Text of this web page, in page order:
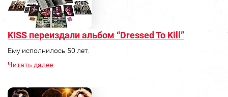
KISS переиздали альбом “Dressed To Kill”
Ему исполнилось 50 лет.
Читать далее